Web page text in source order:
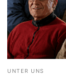
UNTER UNS